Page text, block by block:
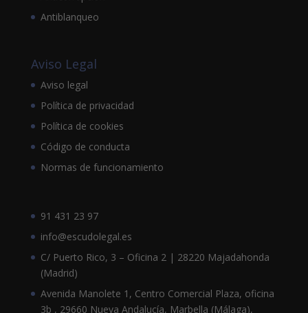
Antiblanqueo
Aviso Legal
Aviso legal
Política de privacidad
Política de cookies
Código de conducta
Normas de funcionamiento
91 431 23 97
info@escudolegal.es
C/ Puerto Rico, 3 – Oficina 2 | 28220 Majadahonda
(Madrid)
Avenida Manolete 1, Centro Comercial Plaza, oficina
3b , 29660 Nueva Andalucía, Marbella (Málaga),